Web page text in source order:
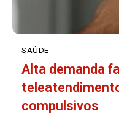
SAÚDE
Alta demanda
compulsivos